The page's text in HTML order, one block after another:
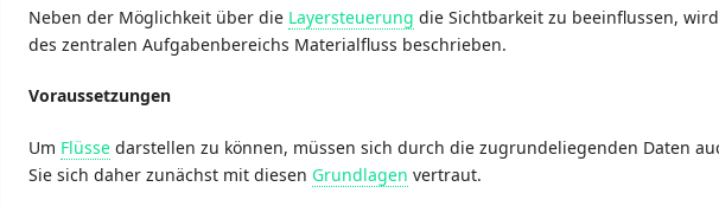
Neben der Möglichkeit über die Layersteuerung die Sichtbarkeit zu beeinflussen,
des zentralen Aufgabenbereichs Materialfluss beschrieben.
Voraussetzungen
Um Flüsse darstellen zu können, müssen sich durch die zugrundeliegenden Daten
Sie sich daher zunächst mit diesen Grundlagen vertraut.